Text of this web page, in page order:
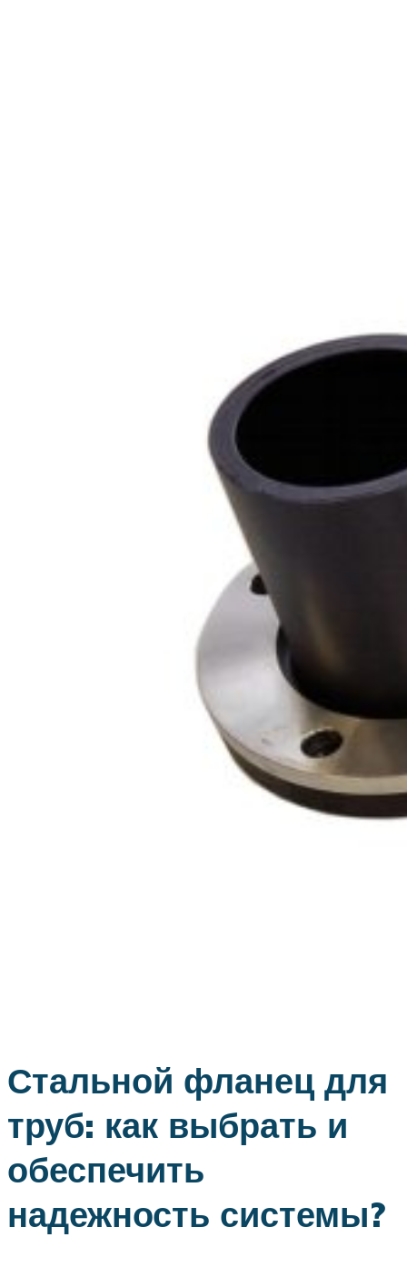
Стальной фланец для
труб: как выбрать и
обеспечить
надежность системы?